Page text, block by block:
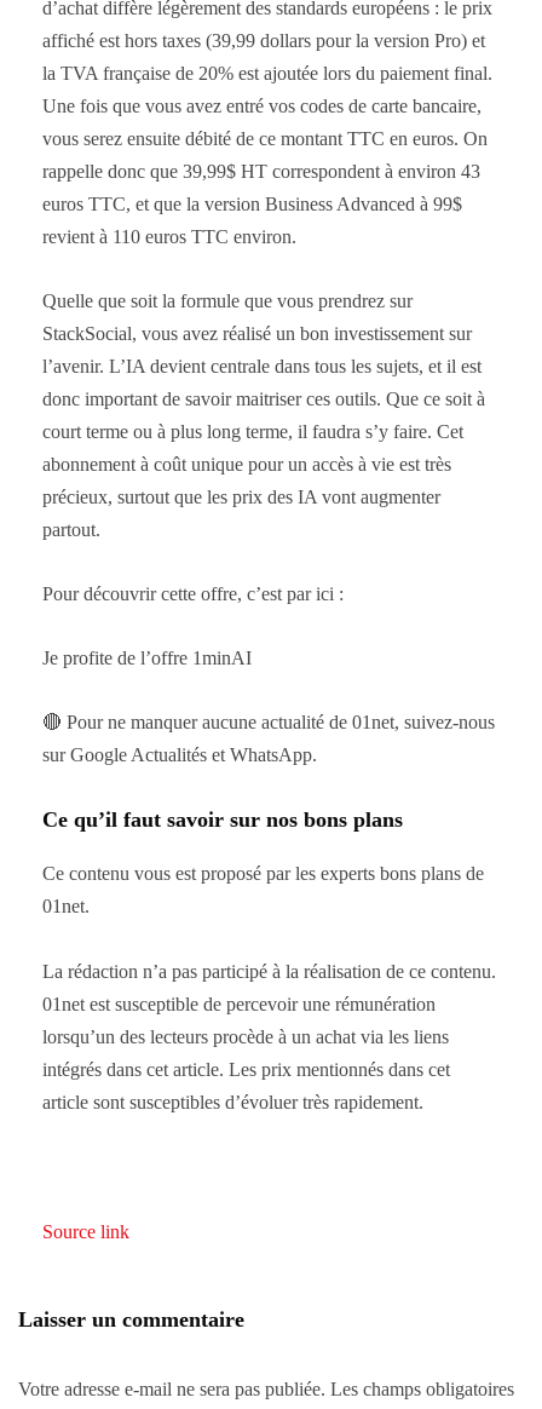
d’achat diffère légèrement des standards européens : le prix
affiché est hors taxes (39,99 dollars pour la version Pro) et
la TVA française de 20% est ajoutée lors du paiement final.
Une fois que vous avez entré vos codes de carte bancaire,
vous serez ensuite débité de ce montant TTC en euros. On
rappelle donc que 39,99$ HT correspondent à environ 43
euros TTC, et que la version Business Advanced à 99$
revient à 110 euros TTC environ.
Quelle que soit la formule que vous prendrez sur
StackSocial, vous avez réalisé un bon investissement sur
l’avenir. L’IA devient centrale dans tous les sujets, et il est
donc important de savoir maitriser ces outils. Que ce soit à
court terme ou à plus long terme, il faudra s’y faire. Cet
abonnement à coût unique pour un accès à vie est très
précieux, surtout que les prix des IA vont augmenter
partout.
Pour découvrir cette offre, c’est par ici :
Je profite de l’offre 1minAI
🔴 Pour ne manquer aucune actualité de 01net, suivez-nous
sur Google Actualités et WhatsApp.
Ce qu’il faut savoir sur nos bons plans
Ce contenu vous est proposé par les experts bons plans de
01net.
La rédaction n’a pas participé à la réalisation de ce contenu.
01net est susceptible de percevoir une rémunération
lorsqu’un des lecteurs procède à un achat via les liens
intégrés dans cet article. Les prix mentionnés dans cet
article sont susceptibles d’évoluer très rapidement.
Source link
Laisser un commentaire
Votre adresse e-mail ne sera pas publiée. Les champs obligatoires